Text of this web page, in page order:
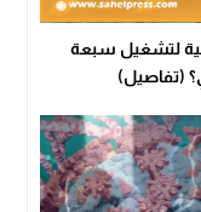
لتشغيل سبعة
(تفاصيل)